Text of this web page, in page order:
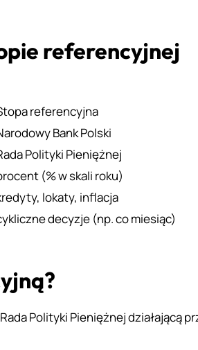
referencyjnej
referencyjna
Bank Polski
Polityki Pieniężnej
(% w skali roku)
lokaty, inflacja
decyzje (np. co miesiąc)
Polityki Pieniężnej działającą